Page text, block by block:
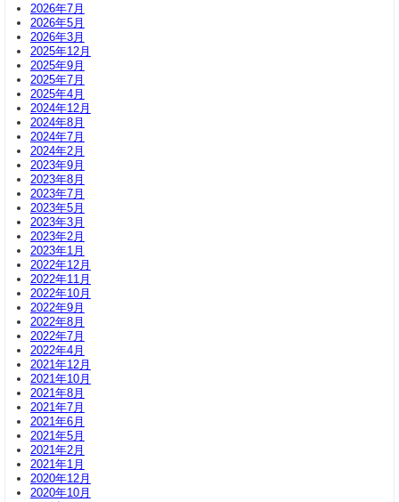
2026年7月
2026年5月
2026年3月
2025年12月
2025年9月
2025年7月
2025年4月
2024年12月
2024年8月
2024年7月
2024年2月
2023年9月
2023年8月
2023年7月
2023年5月
2023年3月
2023年2月
2023年1月
2022年12月
2022年11月
2022年10月
2022年9月
2022年8月
2022年7月
2022年4月
2021年12月
2021年10月
2021年8月
2021年7月
2021年6月
2021年5月
2021年2月
2021年1月
2020年12月
2020年10月